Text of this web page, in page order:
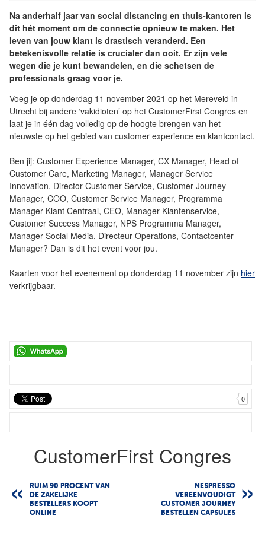
Na anderhalf jaar van social distancing en thuis-kantoren is
dit hét moment om de connectie opnieuw te maken. Het
leven van jouw klant is drastisch veranderd. Een
betekenisvolle relatie is crucialer dan ooit. Er zijn vele
wegen die je kunt bewandelen, en die schetsen de
professionals graag voor je.
Voeg je op donderdag 11 november 2021 op het Mereveld in
Utrecht bij andere ‘vakidioten’ op het CustomerFirst Congres en
laat je in één dag volledig op de hoogte brengen van het
nieuwste op het gebied van customer experience en klantcontact.
Ben jij: Customer Experience Manager, CX Manager, Head of
Customer Care, Marketing Manager, Manager Service
Innovation, Director Customer Service, Customer Journey
Manager, COO, Customer Service Manager, Programma
Manager Klant Centraal, CEO, Manager Klantenservice,
Customer Success Manager, NPS Programma Manager,
Manager Social Media, Directeur Operations, Contactcenter
Manager? Dan is dit het event voor jou.
Kaarten voor het evenement op donderdag 11 november zijn hier
verkrijgbaar.
0
CustomerFirst Congres
RUIM 90 PROCENT VAN
DE ZAKELIJKE
BESTELLERS KOOPT
ONLINE
NESPRESSO
VEREENVOUDIGT
CUSTOMER JOURNEY
BESTELLEN CAPSULES